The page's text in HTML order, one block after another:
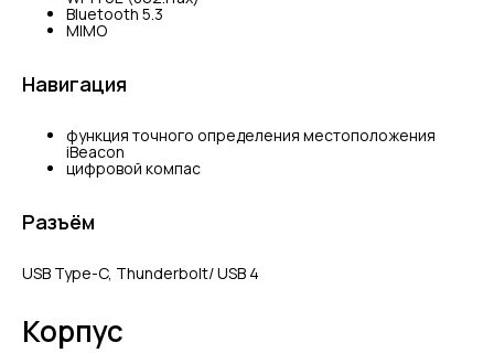
Bluetooth 5.3
MIMO
Навигация
функция точного определения местоположения
iBeacon
цифровой компас
Разъём
USB Type-C, Thunderbolt/ USB 4
Корпус